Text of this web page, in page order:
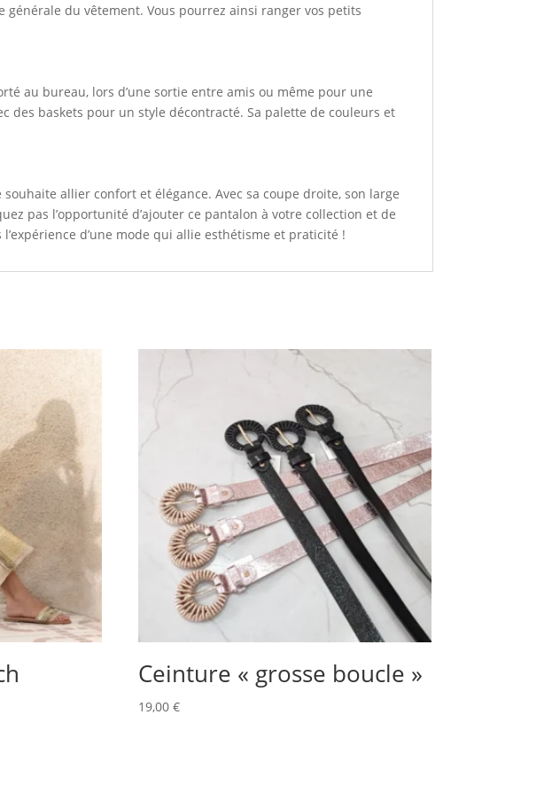
générale du vêtement. Vous pourrez ainsi ranger vos petits
au bureau, lors d’une sortie entre amis ou même pour une
des baskets pour un style décontracté. Sa palette de couleurs et
allier confort et élégance. Avec sa coupe droite, son large
pas l’opportunité d’ajouter ce pantalon à votre collection et de
d’une mode qui allie esthétisme et praticité !
Ceinture « grosse boucle »
19,00€